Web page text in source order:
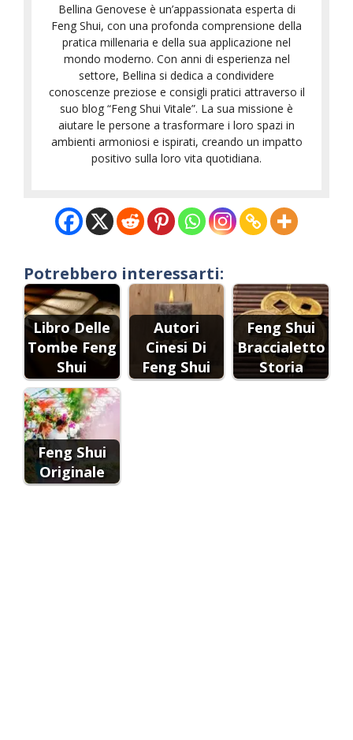
Bellina Genovese è un’appassionata esperta di
Feng Shui, con una profonda comprensione della
pratica millenaria e della sua applicazione nel
mondo moderno. Con anni di esperienza nel
settore, Bellina si dedica a condividere
conoscenze preziose e consigli pratici attraverso il
suo blog “Feng Shui Vitale”. La sua missione è
aiutare le persone a trasformare i loro spazi in
ambienti armoniosi e ispirati, creando un impatto
positivo sulla loro vita quotidiana.
Potrebbero interessarti:
Libro Delle
Tombe Feng
Shui
Autori
Cinesi Di
Feng Shui
Feng Shui
Braccialetto
Storia
Feng Shui
Originale